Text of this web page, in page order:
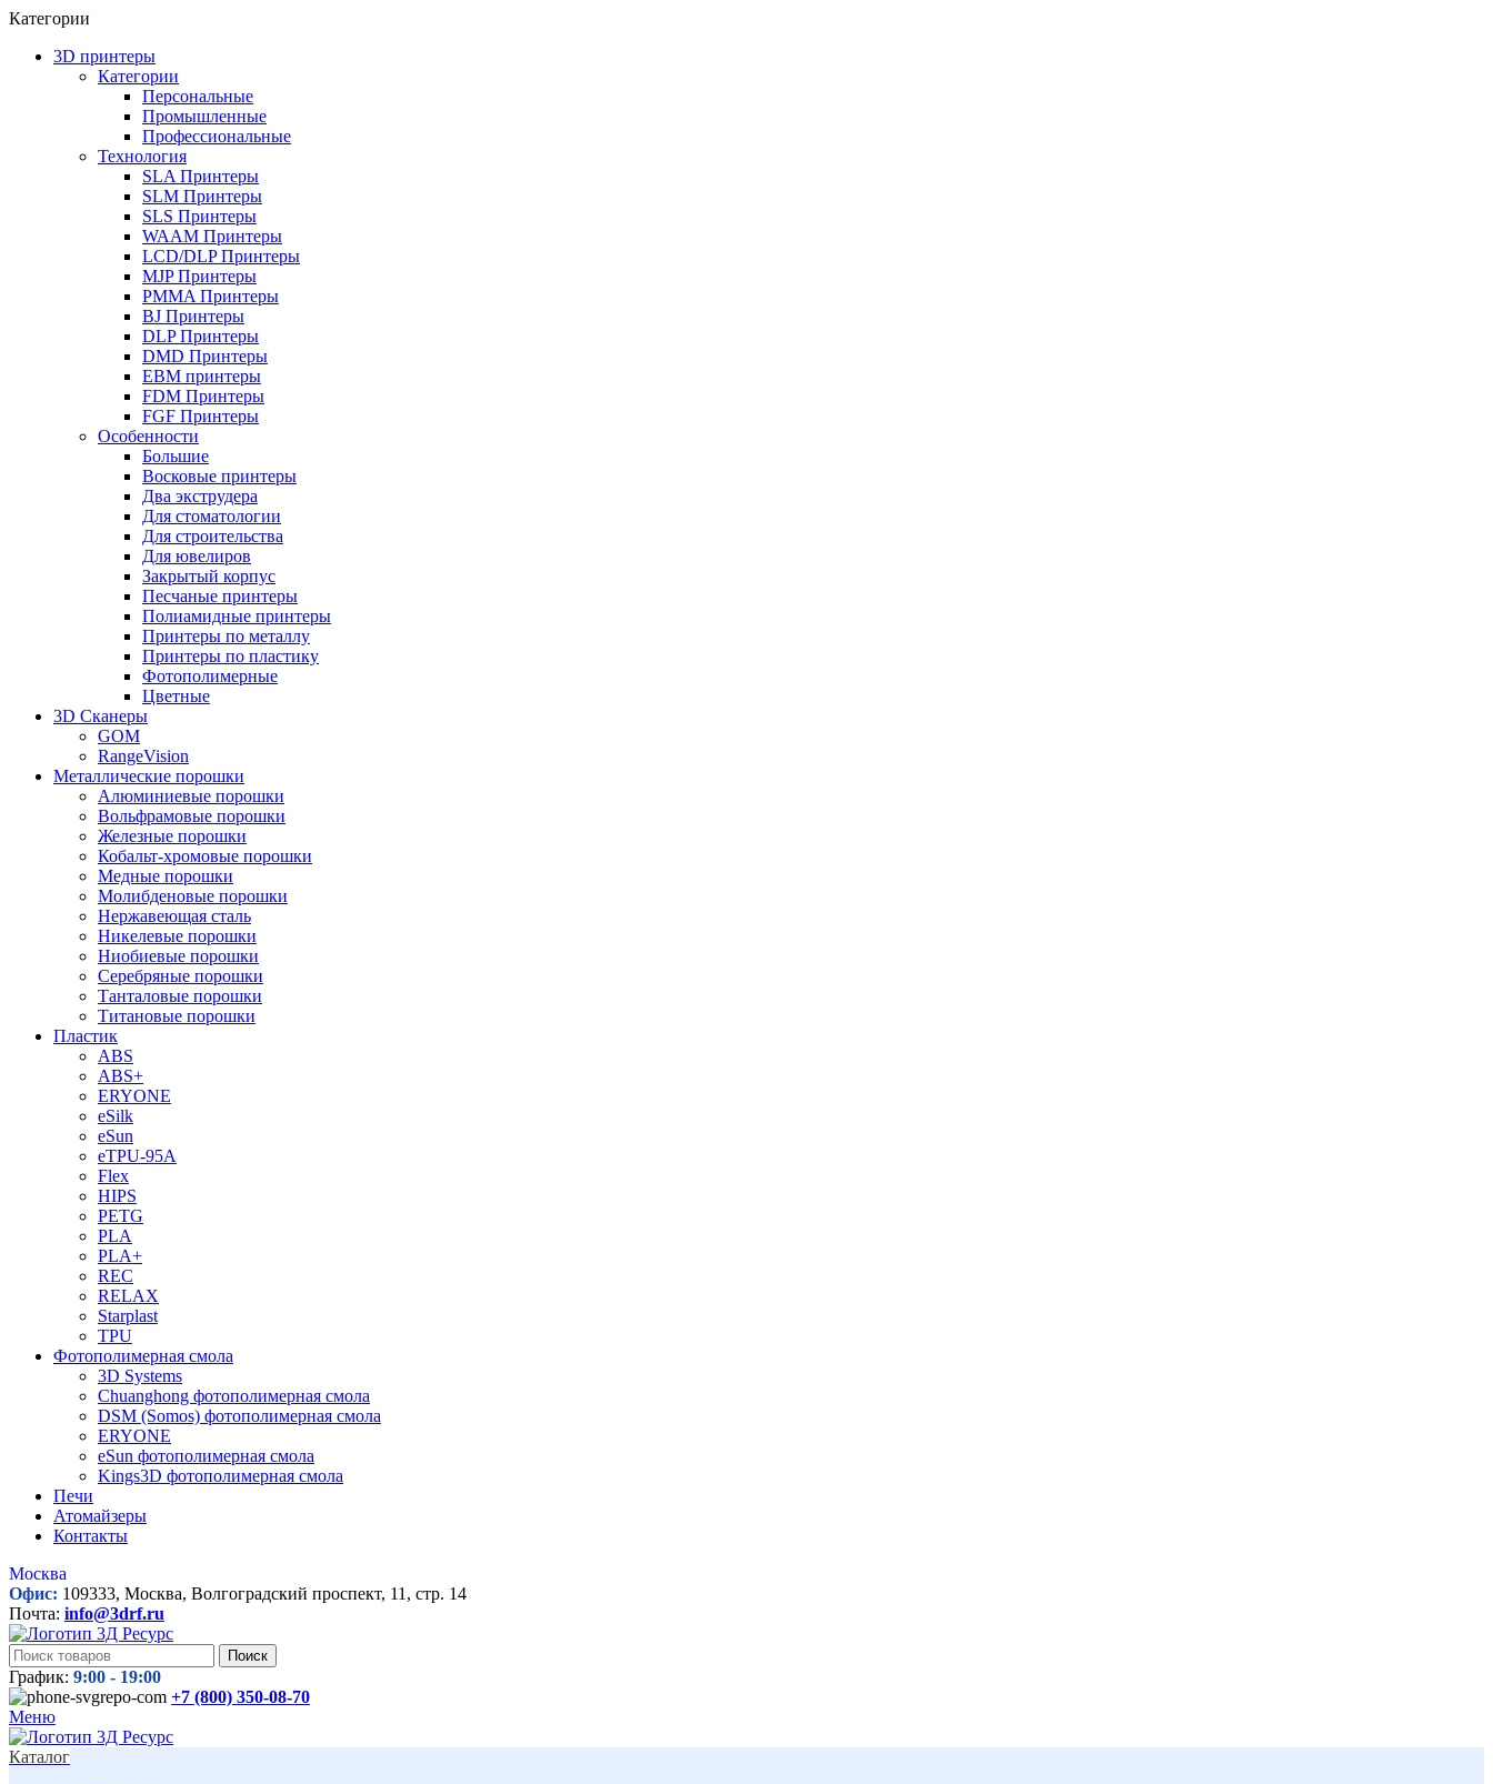
Категории
3D принтеры
Категории
Персональные
Промышленные
Профессиональные
Технология
SLA Принтеры
SLM Принтеры
SLS Принтеры
WAAM Принтеры
LCD/DLP Принтеры
MJP Принтеры
PMMA Принтеры
BJ Принтеры
DLP Принтеры
DMD Принтеры
EBM принтеры
FDM Принтеры
FGF Принтеры
Особенности
Большие
Восковые принтеры
Два экструдера
Для стоматологии
Для строительства
Для ювелиров
Закрытый корпус
Песчаные принтеры
Полиамидные принтеры
Принтеры по металлу
Принтеры по пластику
Фотополимерные
Цветные
3D Сканеры
GOM
RangeVision
Металлические порошки
Алюминиевые порошки
Вольфрамовые порошки
Железные порошки
Кобальт-хромовые порошки
Медные порошки
Молибденовые порошки
Нержавеющая сталь
Никелевые порошки
Ниобиевые порошки
Серебряные порошки
Танталовые порошки
Титановые порошки
Пластик
ABS
ABS+
ERYONE
eSilk
eSun
eTPU-95A
Flex
HIPS
PETG
PLA
PLA+
REC
RELAX
Starplast
TPU
Фотополимерная смола
3D Systems
Chuanghong фотополимерная смола
DSM (Somos) фотополимерная смола
ERYONE
eSun фотополимерная смола
Kings3D фотополимерная смола
Печи
Атомайзеры
Контакты
Москва
Офис: 109333, Москва, Волгоградский проспект, 11, стр. 14
Почта: info@3drf.ru
Поиск
График: 9:00 - 19:00
+7 (800) 350-08-70
Меню
Каталог